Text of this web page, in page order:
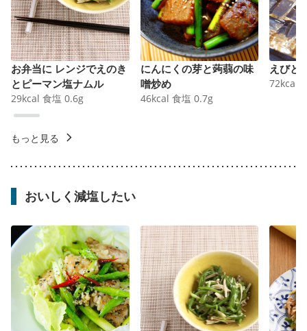
お弁当に レンジでえのき
とピーマン塩ナムル
29kcal 食塩 0.6g
にんにくの芽と蒟蒻の味
噌炒め
46kcal 食塩 0.7g
えびと
72kcal
もっと見る
おいしく減塩したい